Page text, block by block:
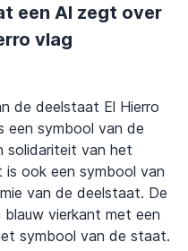
een AI zegt over
vlag
de deelstaat El Hierro
een symbool van de
solidariteit van het
is ook een symbool van
van de deelstaat. De
blauw vierkant met een
symbool van de staat.